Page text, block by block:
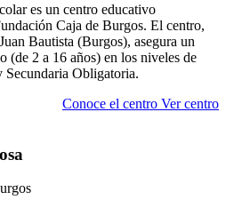
es un centro educativo
Caja de Burgos. El centro,
Bautista (Burgos), asegura un
(de 2 a 16 años) en los niveles de
Obligatoria.
Conoce el centro Ver centro